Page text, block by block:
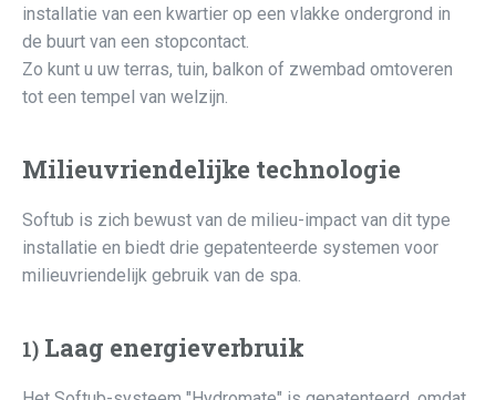
installatie van een kwartier op een vlakke ondergrond in
de buurt van een stopcontact.
Zo kunt u uw terras, tuin, balkon of zwembad omtoveren
tot een tempel van welzijn.
Milieuvriendelijke technologie
Softub is zich bewust van de milieu-impact van dit type
installatie en biedt drie gepatenteerde systemen voor
milieuvriendelijk gebruik van de spa.
1) Laag energieverbruik